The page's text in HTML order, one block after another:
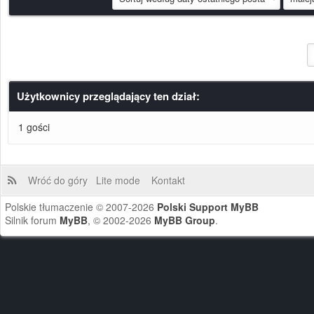
Użytkownicy przeglądający ten dział:
1 gości
Wróć do góry Lite mode
Kontakt
Polskie tłumaczenie © 2007-2026 Polski Support MyBB
Silnik forum MyBB, © 2002-2026 MyBB Group.